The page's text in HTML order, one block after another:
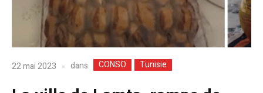
22 mai 2023 dans CONSO Tunisie